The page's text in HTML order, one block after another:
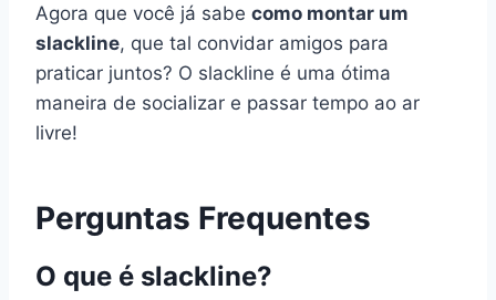
Agora que você já sabe como montar um
slackline, que tal convidar amigos para
praticar juntos? O slackline é uma ótima
maneira de socializar e passar tempo ao ar
livre!
Perguntas Frequentes
O que é slackline?